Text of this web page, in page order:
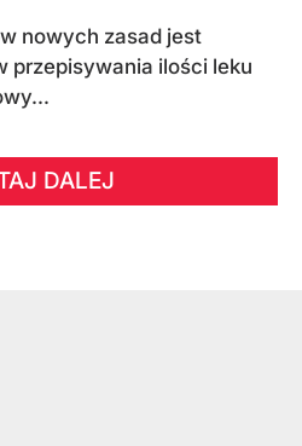
nowych zasad jest
przepisywania ilości leku
DALEJ